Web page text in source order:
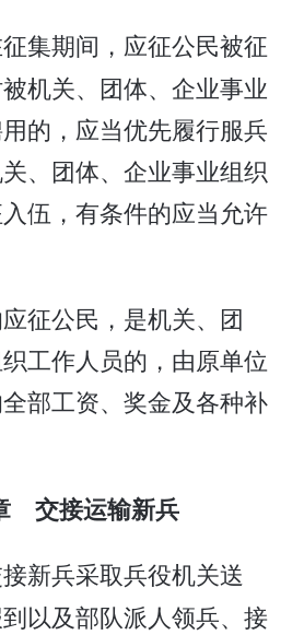
集期间，应征公民被征
机关、团体、企业事业
的，应当优先履行服兵
、团体、企业事业组织
伍，有条件的应当允许
征公民，是机关、团
工作人员的，由原单位
部工资、奖金及各种补
交接运输新兵
新兵采取兵役机关送
以及部队派人领兵、接